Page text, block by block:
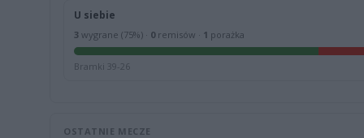
U siebie
3 wygrane (75%) · 0remisów · 1 porażka
Bramki 39-26
OSTATNIE MECZE